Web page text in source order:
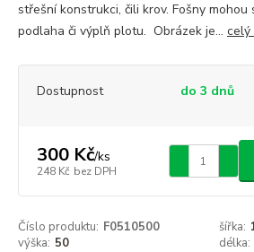
střešní konstrukci, čili krov. Fošny
podlaha či výplň plotu. Obrázek je... celý
Dostupnost do 3 dnů
300 Kč/ks
248 Kč bez DPH
Číslo produktu: F0510500 šířka:
výška: 50 délka: